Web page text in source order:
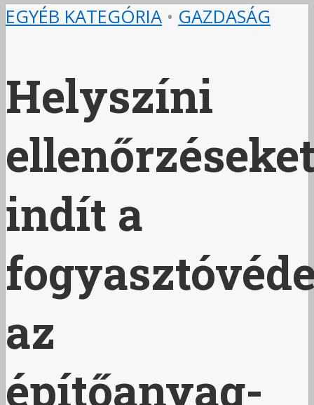
EGYÉB KATEGÓRIA • GAZDASÁG
Helyszíni
indít a
az
építőanyag-